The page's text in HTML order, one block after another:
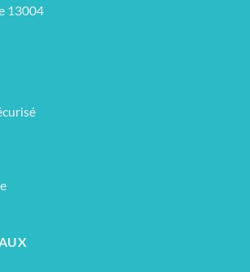
13004